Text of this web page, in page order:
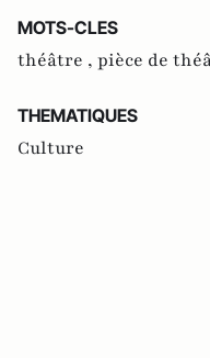
MOTS-CLES
théâtre , pièce de
THEMATIQUES
Culture